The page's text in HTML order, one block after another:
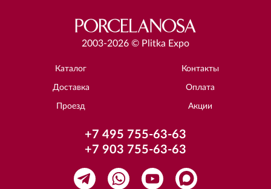
2003-2026 © Plitka Expo
Каталог Контакты
Доставка Оплата
Проезд Акции
+7 495 755-63-63
+7 903 755-63-63